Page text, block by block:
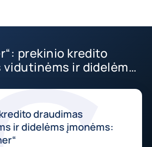
prekinio kredito
vidutinėms ir didelėms
draudimas
ir didelėms įmonėms: